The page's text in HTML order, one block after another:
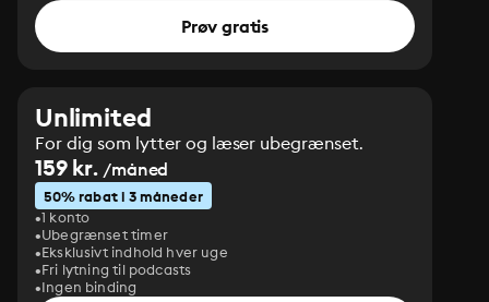
Prøv gratis
Unlimited
For dig som lytter og læser ubegrænset.
159 kr. /måned
50% rabat i 3 måneder
1 konto
Ubegrænset timer
Eksklusivt indhold hver uge
Fri lytning til podcasts
Ingen binding